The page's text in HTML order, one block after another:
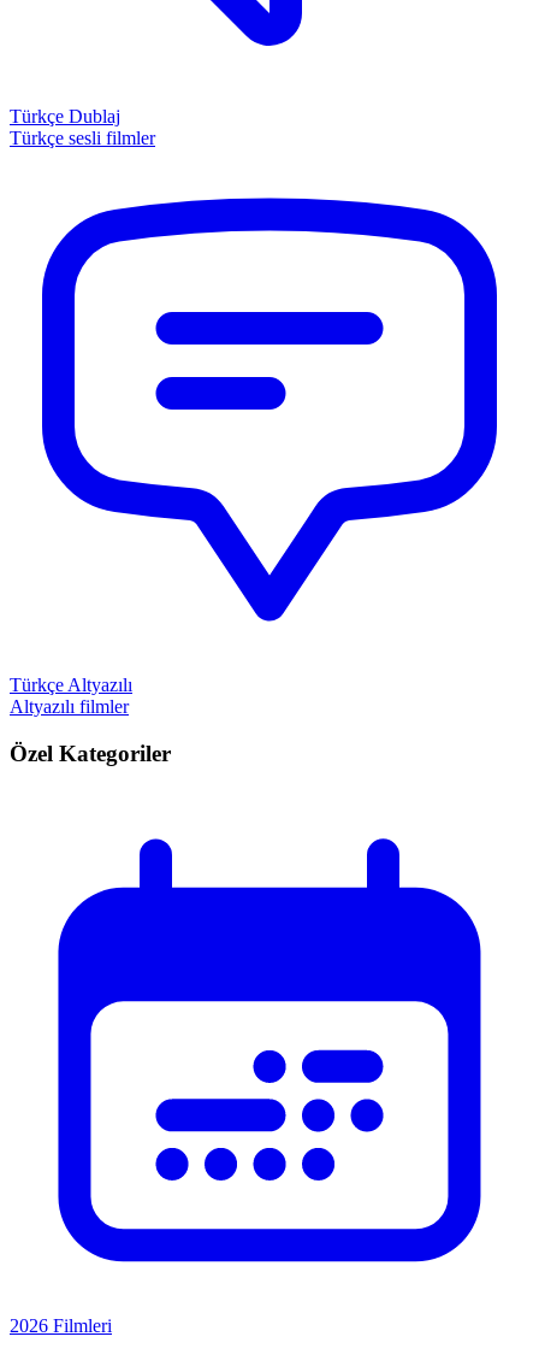
Türkçe Dublaj
Türkçe sesli filmler
Türkçe Altyazılı
Altyazılı filmler
Özel Kategoriler
2026 Filmleri